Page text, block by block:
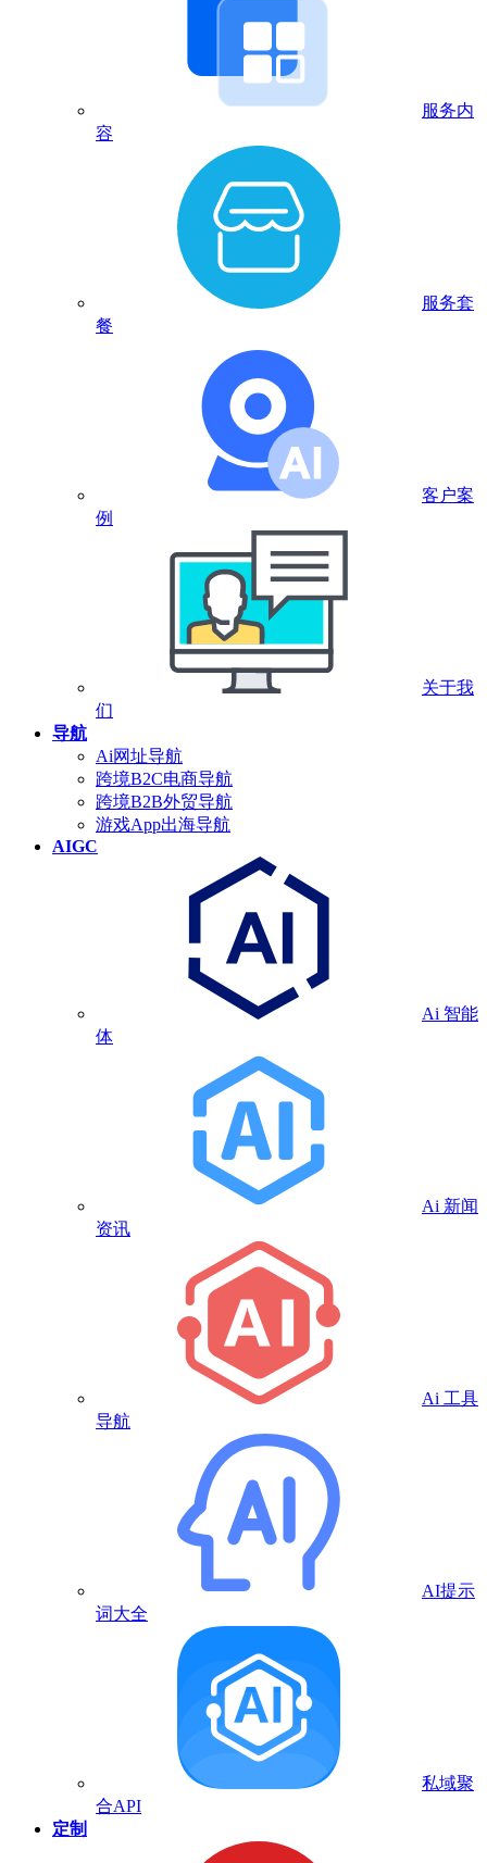
服务内
容
服务套
餐
客户案
例
关于我
们
导航
Ai网址导航
跨境B2C电商导航
跨境B2B外贸导航
游戏App出海导航
AIGC
Ai 智能
体
Ai 新闻
资讯
Ai 工具
导航
AI提示
词大全
私域聚
合API
定制